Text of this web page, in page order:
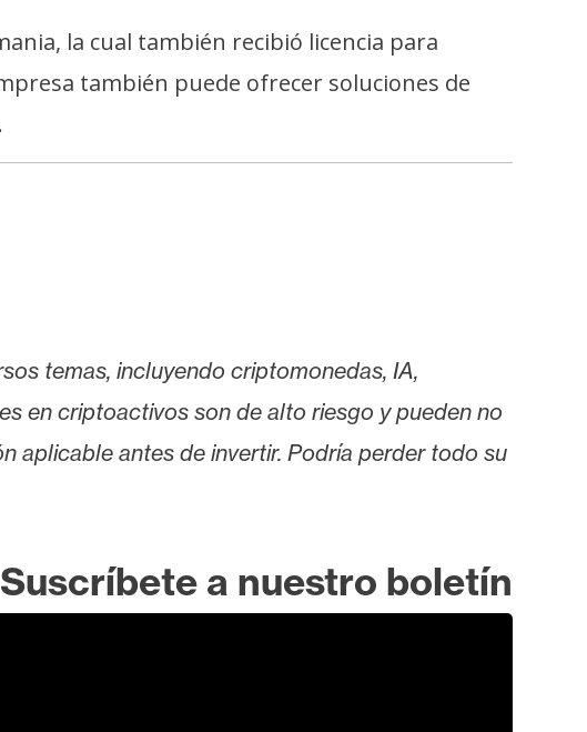
la cual también recibió licencia para
también puede ofrecer soluciones de
temas, incluyendo criptomonedas, IA,
en criptoactivos son de alto riesgo y pueden no
aplicable antes de invertir. Podría perder todo su
Suscríbete a nuestro boletín